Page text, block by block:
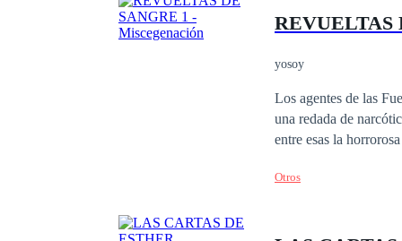
REVUELTAS
yosoy
Los agentes de las
una redada de
entre esas la
vampírica amenaza
Otros